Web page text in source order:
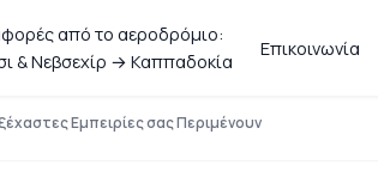
από το αεροδρόμιο:
& Νεβσεχίρ → Καππαδοκία
Επικοινωνία
Εμπειρίες σας Περιμένουν